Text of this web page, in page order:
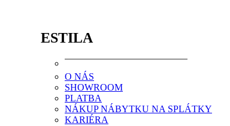
ESTILA
O NÁS
SHOWROOM
PLATBA
NÁKUP NÁBYTKU NA SPLÁTKY
KARIÉRA